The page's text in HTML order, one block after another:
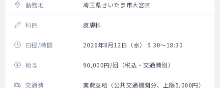
勤務地 埼玉県さいたま市大宮区
科目 皮膚科
日程/時間 2026年8月12日（水） 9:30～18:30
給与 90,000円/回（税込・交通費別）
交通費 実費支給（公共交通機関分、上限5,000円）